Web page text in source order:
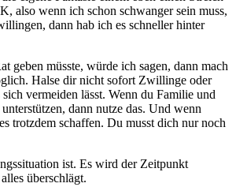
also wenn ich schon schwanger sein muss,
dann hab ich es schneller hinter
geben müsste, würde ich sagen, dann mach
Halse dir nicht sofort Zwillinge oder
vermeiden lässt. Wenn du Familie und
dann nutze das. Und wenn
trotzdem schaffen. Du musst dich nur noch
ist. Es wird der Zeitpunkt
überschlägt.